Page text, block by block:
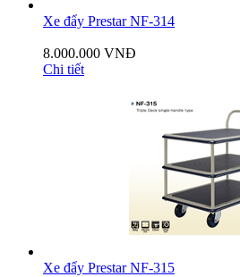
Xe đẩy Prestar NF-314
8.000.000 VNĐ
Chi tiết
Xe đẩy Prestar NF-315